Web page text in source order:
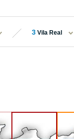
3 Vila Real